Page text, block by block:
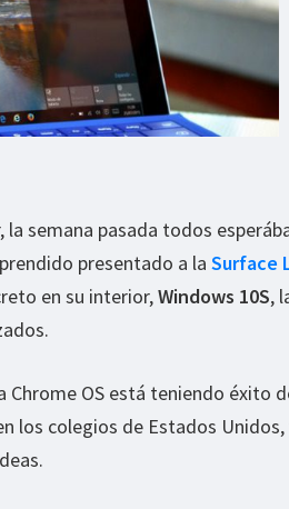
la semana pasada todos
presentado a la Surface
en su interior,Windows 10S,
Chrome OS está teniendo éxito
los colegios de Estados